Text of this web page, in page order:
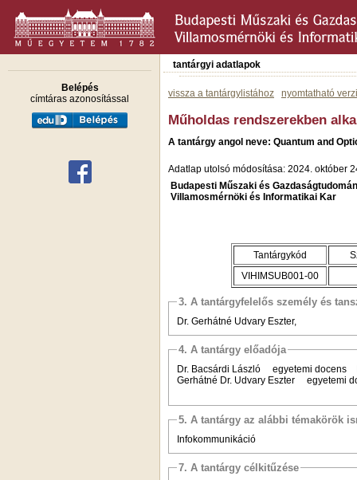
Belépés
címtáras azonosítással
tantárgyi adatlapok
vissza a tantárgylistához nyomtatható
Műholdas rendszerekben
A tantárgy angol neve: Quantum and
Adatlap utolsó módosítása: 2024. október
Budapesti Műszaki és
Villamosmérnöki és Informatikai Kar
Tantárgykód
VIHIMSUB001-00
3. A tantárgyfelelős személy és
Dr. Gerhátné Udvary Eszter,
4. A tantárgy előadója
Dr. Bacsárdi László egyetemi docens
Gerhátné Dr. Udvary Eszter egyetemi
5. A tantárgy az alábbi témakörök
Infokommunikáció
7. A tantárgy célkitűzése